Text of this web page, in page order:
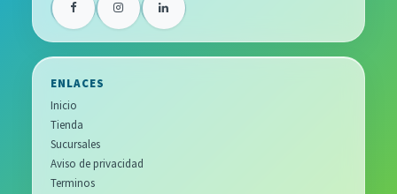
ENLACES
Inicio
Tienda
Sucursales
Aviso de privacidad
Terminos